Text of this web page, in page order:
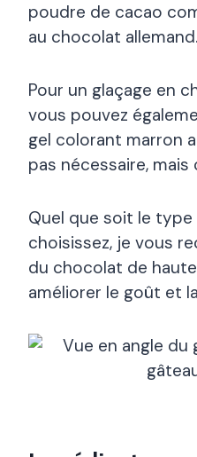
poudre de cacao
au chocolat allemand.
Pour un glaçage en
vous pouvez
gel colorant marron
pas nécessaire, mais
Quel que soit le
choisissez, je vous
du chocolat de
améliorer le goût et